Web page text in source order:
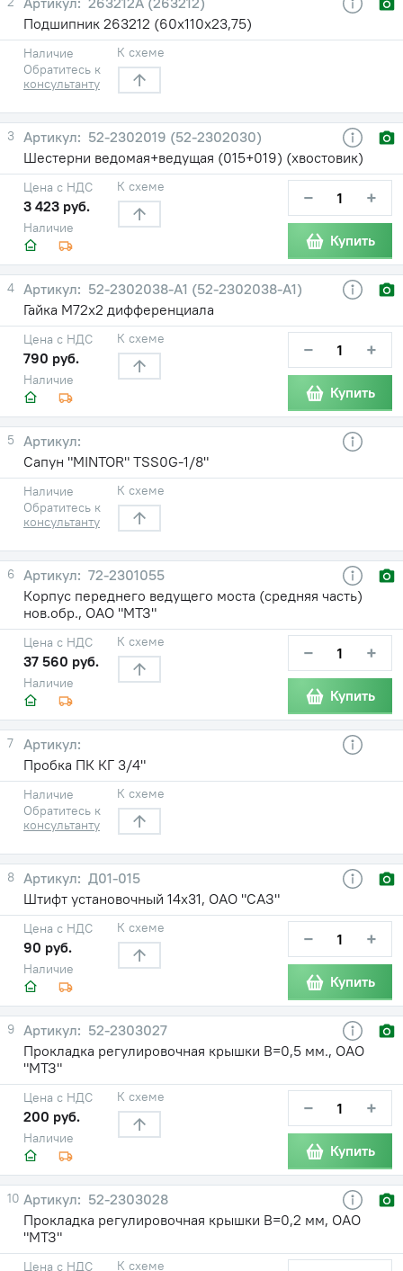
Подшипник 263212 (60х110х23,75)
Наличие
Обратитесь к
консультанту
К схеме
3
52-2302019 (52-2302030)
Шестерни ведомая+ведущая (015+019) (хвостовик)
Наличие
Цена с НДС
3 423 руб.
К схеме − +
Купить
4
52-2302038-A1 (52-2302038-А1)
Гайка М72х2 дифференциала
Наличие
Цена с НДС
790 руб.
К схеме − +
Купить
5
Сапун "MINTOR" TSS0G-1/8"
Наличие
Обратитесь к
консультанту
К схеме
6
72-2301055
Корпус переднего ведущего моста (средняя часть)
нов.обр., ОАО "МТЗ"
Наличие
Цена с НДС
37 560 руб.
К схеме − +
Купить
7
Пробка ПК КГ 3/4"
Наличие
Обратитесь к
консультанту
К схеме
8
Д01-015
Штифт установочный 14х31, ОАО "САЗ"
Наличие
Цена с НДС
90 руб.
К схеме − +
Купить
9
52-2303027
Прокладка регулировочная крышки В=0,5 мм., ОАО
"МТЗ"
Наличие
Цена с НДС
200 руб.
К схеме − +
Купить
10
52-2303028
Прокладка регулировочная крышки В=0,2 мм, ОАО
"МТЗ"
Цена с НДС К схеме